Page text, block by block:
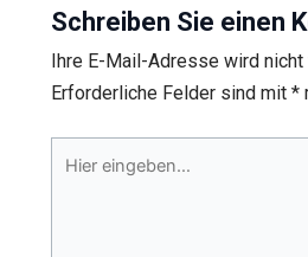
Schreiben Sie einen
Ihre E-Mail-Adresse wird
Erforderliche Felder sind mit *